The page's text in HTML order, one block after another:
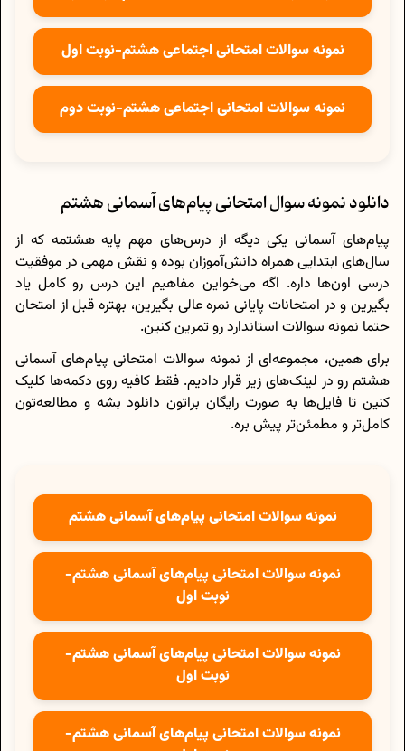
نمونه سوالات امتحانی اجتماعی هشتم-نوبت اول
نمونه سوالات امتحانی اجتماعی هشتم-نوبت دوم
دانلود نمونه سوال امتحانی پیام‌های آسمانی هشتم
پیام‌های آسمانی یکی دیگه از درس‌های مهم پایه هشتمه که از
سال‌های ابتدایی همراه دانش‌آموزان بوده و نقش مهمی در موفقیت
درسی اون‌ها داره. اگه می‌خواین مفاهیم این درس رو کامل یاد
بگیرین و در امتحانات پایانی نمره عالی بگیرین، بهتره قبل از امتحان
حتما نمونه سوالات استاندارد رو تمرین کنین.
برای همین، مجموعه‌ای از نمونه سوالات امتحانی پیام‌های آسمانی
هشتم رو در لینک‌های زیر قرار دادیم. فقط کافیه روی دکمه‌ها کلیک
کنین تا فایل‌ها به صورت رایگان براتون دانلود بشه و مطالعه‌تون
کامل‌تر و مطمئن‌تر پیش بره.
نمونه سوالات امتحانی پیام‌های آسمانی هشتم
نمونه سوالات امتحانی پیام‌های آسمانی هشتم-
نوبت اول
نمونه سوالات امتحانی پیام‌های آسمانی هشتم-
نوبت اول
نمونه سوالات امتحانی پیام‌های آسمانی هشتم-